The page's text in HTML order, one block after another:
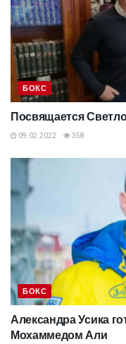
БОКС
Посвящается
09.02.2022 358
БОКС
Александра Усика
Мохаммедом Али